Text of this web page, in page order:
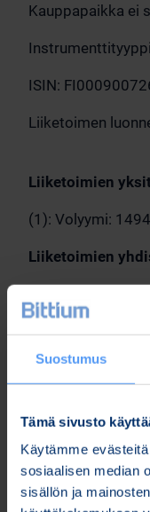
Suostumus
Tämä sivusto
Käytämme
sosiaalisen median
sisällön ja
Kauppapaikka ei
ISIN:
Liiketoimen
Liiketoimien
(1): Volyymi:
Liiketoimien
Bittium Oyj
Lisätietoja: